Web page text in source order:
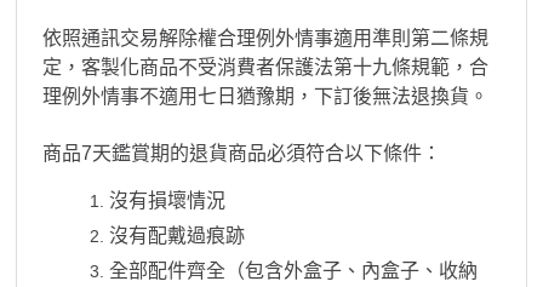
依照通訊交易解除權合理例外情事適用準則第二條規
定，客製化商品不受消費者保護法第十九條規範，合
理例外情事不適用七日猶豫期，下訂後無法退換貨。
商品7天鑑賞期的退貨商品必須符合以下條件：
沒有損壞情況
沒有配戴過痕跡
全部配件齊全（包含外盒子、內盒子、收納